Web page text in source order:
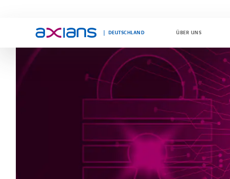
DEUTSCHLAND ÜBER UNS